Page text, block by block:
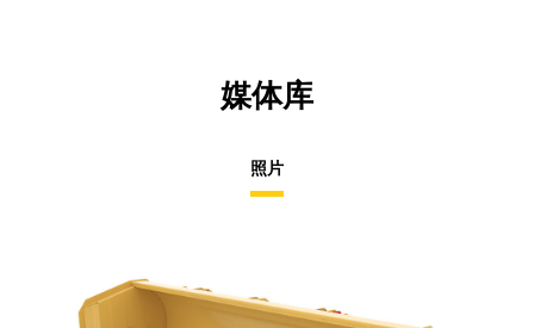
媒体库
照片